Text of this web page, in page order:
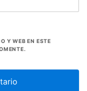
Y WEB EN ESTE